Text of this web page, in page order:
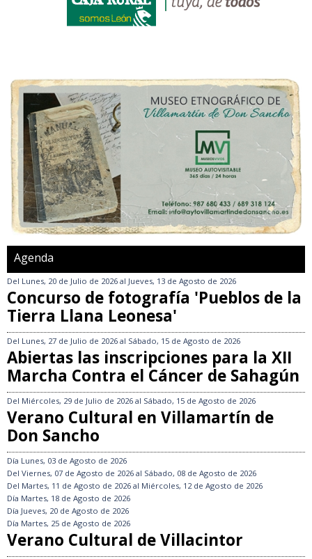
Agenda
Del Lunes, 20 de Julio de 2026 al Jueves, 13 de Agosto de 2026
Concurso de fotografía 'Pueblos de la
Tierra Llana Leonesa'
Del Lunes, 27 de Julio de 2026 al Sábado, 15 de Agosto de 2026
Abiertas las inscripciones para la XII
Marcha Contra el Cáncer de Sahagún
Del Miércoles, 29 de Julio de 2026 al Sábado, 15 de Agosto de 2026
Verano Cultural en Villamartín de
Don Sancho
Día Lunes, 03 de Agosto de 2026
Del Viernes, 07 de Agosto de 2026 al Sábado, 08 de Agosto de 2026
Del Martes, 11 de Agosto de 2026 al Miércoles, 12 de Agosto de 2026
Día Martes, 18 de Agosto de 2026
Día Jueves, 20 de Agosto de 2026
Día Martes, 25 de Agosto de 2026
Verano Cultural de Villacintor